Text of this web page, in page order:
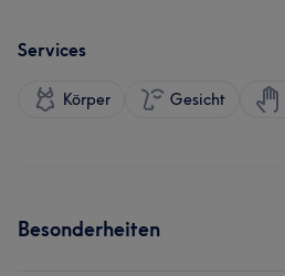
Services
Körper Gesicht
Besonderheiten